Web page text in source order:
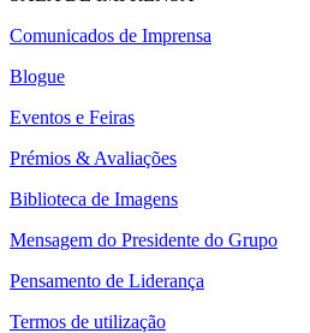
Comunicados de Imprensa
Blogue
Eventos e Feiras
Prémios & Avaliações
Biblioteca de Imagens
Mensagem do Presidente do Grupo
Pensamento de Liderança
Termos de utilização